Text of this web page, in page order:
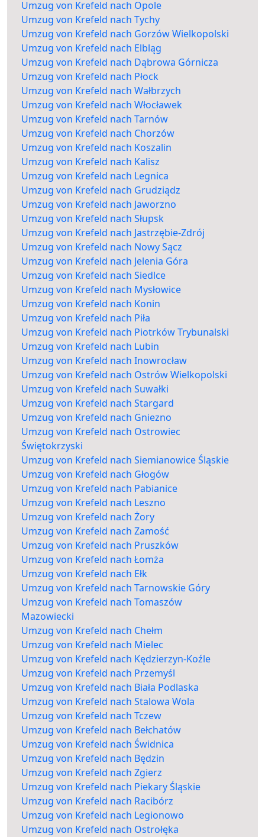
Umzug von Krefeld nach Opole
Umzug von Krefeld nach Tychy
Umzug von Krefeld nach Gorzów Wielkopolski
Umzug von Krefeld nach Elbląg
Umzug von Krefeld nach Dąbrowa Górnicza
Umzug von Krefeld nach Płock
Umzug von Krefeld nach Wałbrzych
Umzug von Krefeld nach Włocławek
Umzug von Krefeld nach Tarnów
Umzug von Krefeld nach Chorzów
Umzug von Krefeld nach Koszalin
Umzug von Krefeld nach Kalisz
Umzug von Krefeld nach Legnica
Umzug von Krefeld nach Grudziądz
Umzug von Krefeld nach Jaworzno
Umzug von Krefeld nach Słupsk
Umzug von Krefeld nach Jastrzębie-Zdrój
Umzug von Krefeld nach Nowy Sącz
Umzug von Krefeld nach Jelenia Góra
Umzug von Krefeld nach Siedlce
Umzug von Krefeld nach Mysłowice
Umzug von Krefeld nach Konin
Umzug von Krefeld nach Piła
Umzug von Krefeld nach Piotrków Trybunalski
Umzug von Krefeld nach Lubin
Umzug von Krefeld nach Inowrocław
Umzug von Krefeld nach Ostrów Wielkopolski
Umzug von Krefeld nach Suwałki
Umzug von Krefeld nach Stargard
Umzug von Krefeld nach Gniezno
Umzug von Krefeld nach Ostrowiec
Świętokrzyski
Umzug von Krefeld nach Siemianowice Śląskie
Umzug von Krefeld nach Głogów
Umzug von Krefeld nach Pabianice
Umzug von Krefeld nach Leszno
Umzug von Krefeld nach Żory
Umzug von Krefeld nach Zamość
Umzug von Krefeld nach Pruszków
Umzug von Krefeld nach Łomża
Umzug von Krefeld nach Ełk
Umzug von Krefeld nach Tarnowskie Góry
Umzug von Krefeld nach Tomaszów
Mazowiecki
Umzug von Krefeld nach Chełm
Umzug von Krefeld nach Mielec
Umzug von Krefeld nach Kędzierzyn-Koźle
Umzug von Krefeld nach Przemyśl
Umzug von Krefeld nach Biała Podlaska
Umzug von Krefeld nach Stalowa Wola
Umzug von Krefeld nach Tczew
Umzug von Krefeld nach Bełchatów
Umzug von Krefeld nach Świdnica
Umzug von Krefeld nach Będzin
Umzug von Krefeld nach Zgierz
Umzug von Krefeld nach Piekary Śląskie
Umzug von Krefeld nach Racibórz
Umzug von Krefeld nach Legionowo
Umzug von Krefeld nach Ostrołęka